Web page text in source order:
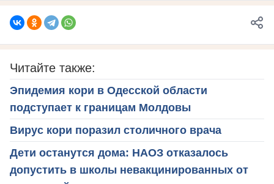
Читайте также:
Эпидемия кори в Одесской области
подступает к границам Молдовы
Вирус кори поразил столичного врача
Дети останутся дома: НАОЗ отказалось
допустить в школы невакцинированных от